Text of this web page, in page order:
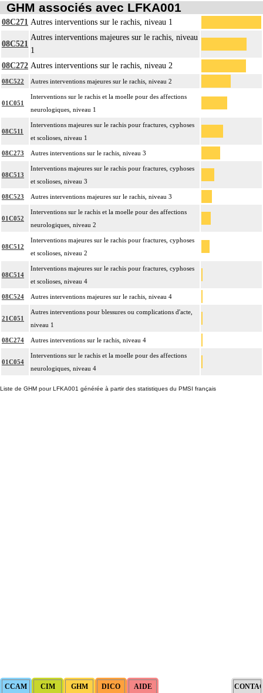
GHM associés avec LFKA001
08C271 Autres interventions sur le rachis, niveau 1
08C521
Autres interventions majeures sur le rachis, niveau
1
08C272 Autres interventions sur le rachis, niveau 2
08C522 Autres interventions majeures sur le rachis, niveau 2
01C051
Interventions sur le rachis et la moelle pour des affections
neurologiques, niveau 1
08C511
Interventions majeures sur le rachis pour fractures, cyphoses
et scolioses, niveau 1
08C273 Autres interventions sur le rachis, niveau 3
08C513
Interventions majeures sur le rachis pour fractures, cyphoses
et scolioses, niveau 3
08C523 Autres interventions majeures sur le rachis, niveau 3
01C052
Interventions sur le rachis et la moelle pour des affections
neurologiques, niveau 2
08C512
Interventions majeures sur le rachis pour fractures, cyphoses
et scolioses, niveau 2
08C514
Interventions majeures sur le rachis pour fractures, cyphoses
et scolioses, niveau 4
08C524 Autres interventions majeures sur le rachis, niveau 4
21C051
Autres interventions pour blessures ou complications d'acte,
niveau 1
08C274 Autres interventions sur le rachis, niveau 4
01C054
Interventions sur le rachis et la moelle pour des affections
neurologiques, niveau 4
Liste de GHM pour LFKA001 générée à partir des statistiques du PMSI français